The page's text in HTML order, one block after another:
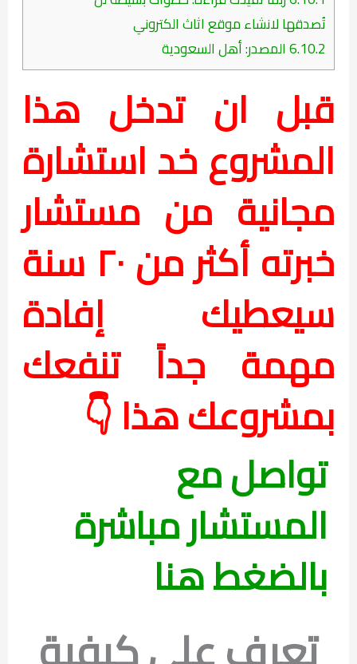
تُصدقها لانشاء موقع اثاث الكتروني
6.10.2المصدر: أهل السعودية
قبل ان تدخل هذا
المشروع خد استشارة
مجانية من مستشار
خبرته أكثر من ٢٠ سنة
سيعطيك إفادة
مهمة جداً تنفعك
بمشروعك هذا 👇
تواصل مع
المستشار مباشرة
بالضغط هنا